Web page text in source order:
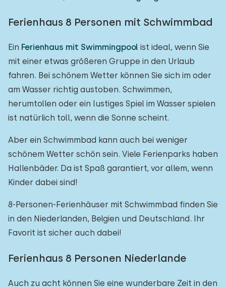
Ferienhaus 8 Personen mit Schwimmbad
Ein Ferienhaus mit Swimmingpool ist ideal, wenn Sie
mit einer etwas größeren Gruppe in den Urlaub
fahren. Bei schönem Wetter können Sie sich im oder
am Wasser richtig austoben. Schwimmen,
herumtollen oder ein lustiges Spiel im Wasser spielen
ist natürlich toll, wenn die Sonne scheint.
Aber ein Schwimmbad kann auch bei weniger
schönem Wetter schön sein. Viele Ferienparks haben
Hallenbäder. Da ist Spaß garantiert, vor allem, wenn
Kinder dabei sind!
8-Personen-Ferienhäuser mit Schwimmbad finden Sie
in den Niederlanden, Belgien und Deutschland. Ihr
Favorit ist sicher auch dabei!
Ferienhaus 8 Personen Niederlande
Auch zu acht können Sie eine wunderbare Zeit in den